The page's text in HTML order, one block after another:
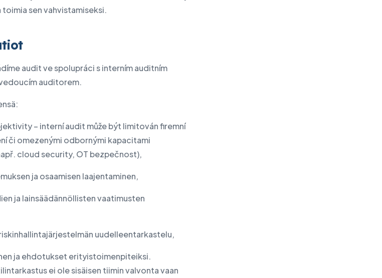
sen vahvistamiseksi.
audit ve spolupráci s interním auditním
auditorem.
– interní audit může být limitován firemní
či omezenými odbornými kapacitami
cloud security, OT bezpečnost),
ja osaamisen laajentaminen,
ja lainsäädännöllisten vaatimusten
uudelleentarkastelu,
ja ehdotukset erityistoimenpiteiksi.
ei ole sisäisen tiimin valvonta vaan